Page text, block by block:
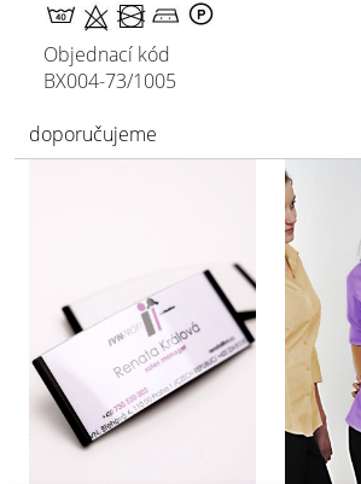
Objednací kód
BX004-73/1005
doporučujeme